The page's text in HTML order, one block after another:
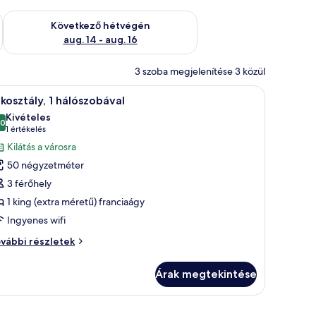
aug. 7 - aug. 9
Következő hétvégén
aug. 14 - aug. 16
A következő hétvégi rendelkezésre állás ellenőrzése: aug. 14 -
3 szoba megjelenítése 3 közül
és mintás párnával díszített székkel.
ágyneművel ellátott ággyal, éjjélesztőasztallal, rajta lámpával, és a
Egy szállodai szoba, amelyben található
7 1 hálószobával
ből 10,0
Kivételes
1 értékelés
(1
értékelés)
Kilátás a városra
50 négyzetméter
3 férőhely
1 king (extra méretű) franciaágy
Ingyenes wifi
részletek
Árak megtekintése